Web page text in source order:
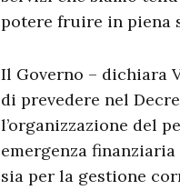
potere fruire in piena
Il Governo – dichiara
di prevedere nel
l’organizzazione del
emergenza
sia per la gestione